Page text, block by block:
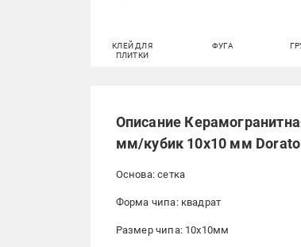
КЛЕЙ ДЛЯ
ПЛИТКИ
ФУГА
Описание
мм/кубик 10x10 мм Dorato
Основа: сетка
Форма чипа: квадрат
Размер чипа: 10х10мм